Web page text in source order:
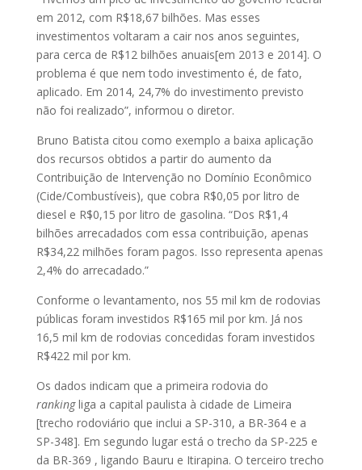
em 2012, com R$18,67 bilhões. Mas esses
investimentos voltaram a cair nos anos seguintes,
para cerca de R$12 bilhões anuais[em 2013 e 2014]. O
problema é que nem todo investimento é, de fato,
aplicado. Em 2014, 24,7% do investimento previsto
não foi realizado”, informou o diretor.
Bruno Batista citou como exemplo a baixa aplicação
dos recursos obtidos a partir do aumento da
Contribuição de Intervenção no Domínio Econômico
(Cide/Combustíveis), que cobra R$0,05 por litro de
diesel e R$0,15 por litro de gasolina. “Dos R$1,4
bilhões arrecadados com essa contribuição, apenas
R$34,22 milhões foram pagos. Isso representa apenas
2,4% do arrecadado.”
Conforme o levantamento, nos 55 mil km de rodovias
públicas foram investidos R$165 mil por km. Já nos
16,5 mil km de rodovias concedidas foram investidos
R$422 mil por km.
Os dados indicam que a primeira rodovia do
rankingliga a capital paulista à cidade de Limeira
[trecho rodoviário que inclui a SP-310, a BR-364 e a
SP-348]. Em segundo lugar está o trecho da SP-225 e
da BR-369 , ligando Bauru e Itirapina. O terceiro trecho